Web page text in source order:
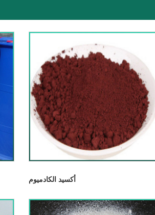
أكسيد الكادميوم